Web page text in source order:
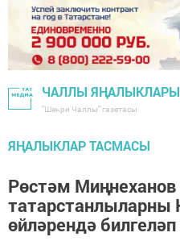
ЧАЛЛЫ ЯҢАЛЫКЛАРЫ
"Шәһри Чаллы" газетасы
ЯҢАЛЫКЛАР ТАСМАСЫ
Рөстәм Миңнеханов
татарстанлыларны
өйләрендә